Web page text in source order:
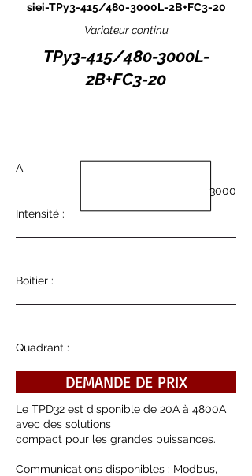
siei-TPy3-415/480-3000L-2B+FC3-20
Variateur continu
TPy3-415/480-3000L-
2B+FC3-20
A
3000
Intensité :
Boitier :
Quadrant :
DEMANDE DE PRIX
Le TPD32 est disponible de 20A à 4800A
avec des solutions
compact pour les grandes puissances.
Communications disponibles : Modbus,